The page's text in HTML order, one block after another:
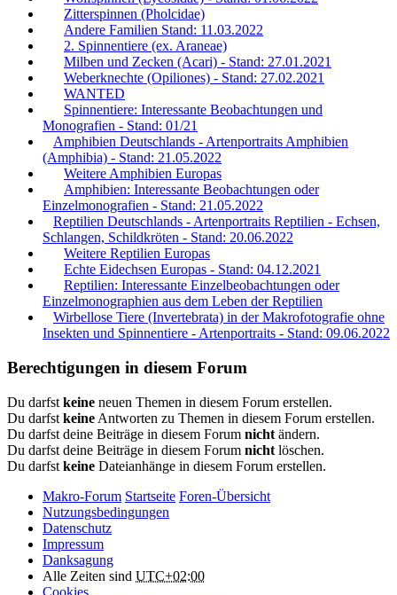
Zitterspinnen (Pholcidae)
Andere Familien Stand: 11.03.2022
2. Spinnentiere (ex. Araneae)
Milben und Zecken (Acari) - Stand: 27.01.2021
Weberknechte (Opiliones) - Stand: 27.02.2021
WANTED
Spinnentiere: Interessante Beobachtungen und
Monografien - Stand: 01/21
Amphibien Deutschlands - Artenportraits Amphibien
(Amphibia) - Stand: 21.05.2022
Weitere Amphibien Europas
Amphibien: Interessante Beobachtungen oder
Einzelmonografien - Stand: 21.05.2022
Reptilien Deutschlands - Artenportraits Reptilien - Echsen,
Schlangen, Schildkröten - Stand: 20.06.2022
Weitere Reptilien Europas
Echte Eidechsen Europas - Stand: 04.12.2021
Reptilien: Interessante Einzelbeobachtungen oder
Einzelmonographien aus dem Leben der Reptilien
Wirbellose Tiere (Invertebrata) in der Makrofotografie ohne
Insekten und Spinnentiere - Artenportraits - Stand: 09.06.2022
Berechtigungen in diesem Forum
Du darfst keine neuen Themen in diesem Forum erstellen.
Du darfst keine Antworten zu Themen in diesem Forum erstellen.
Du darfst deine Beiträge in diesem Forum nicht ändern.
Du darfst deine Beiträge in diesem Forum nicht löschen.
Du darfst keine Dateianhänge in diesem Forum erstellen.
Makro-Forum Startseite Foren-Übersicht
Nutzungsbedingungen
Datenschutz
Impressum
Danksagung
Alle Zeiten sind UTC+02:00
Cookies